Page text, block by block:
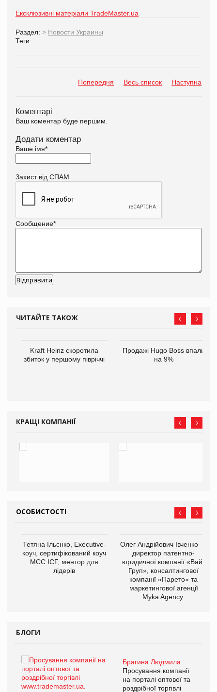
Ексклюзивні матеріали TradeMaster.ua
Раздел: > Новости Украины
Теги:
Попередня Весь список Наступна
Коментарі
Ваш коментар буде першим.
Додати коментар
Ваше імя*
Захист від СПАМ
Сообщение*
ЧИТАЙТЕ ТАКОЖ
Kraft Heinz скоротила
збиток у першому півріччі
Продажі Hugo Boss впали
на 9%
КРАЩІ КОМПАНІЇ
ОСОБИСТОСТІ
Тетяна Ільєнко, Executive-
коуч, сертифікований коуч
МСС ICF, ментор для
лідерів
Олег Андрійович Івченко —
директор патентно-
юридичної компанії «Вайз
Груп», консалтингової
компанії «Парето» та
маркетингової агенції
Myka Agency.
БЛОГИ
Брагина Людмила
Просування компанії
на порталі оптової та
роздрібної торгівлі